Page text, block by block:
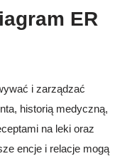
ER
i zarządzać
historią medyczną,
na leki oraz
encje i relacje mogą